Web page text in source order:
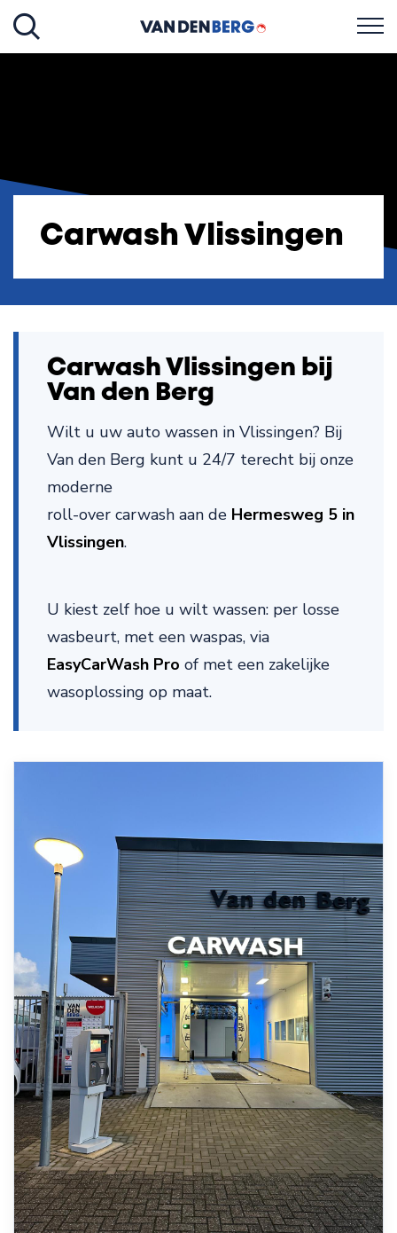
Carwash Vlissingen
Carwash Vlissingen bij
Van den Berg
Wilt u uw auto wassen in Vlissingen? Bij
Van den Berg kunt u 24/7 terecht bij onze
moderne
roll-over carwash aan de Hermesweg 5 in
Vlissingen.
U kiest zelf hoe u wilt wassen: per losse
wasbeurt, met een waspas, via
EasyCarWash Pro of met een zakelijke
wasoplossing op maat.